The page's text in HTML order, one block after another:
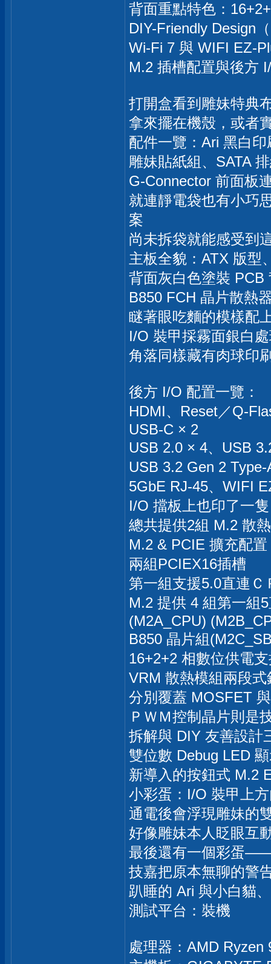
背面重點特色：
DIY-Friendly Design
Wi-Fi 7 與 WIFI EZ-
M.2 插槽配置與後方
打開盒看到雕妹特典
拿來擺在機殼，或者
配件一覽：Ari 黑白
雕妹貼紙組、SATA
G-Connector 前面板
就連靜電袋也有小巧
案
尚未拆袋就能感受到
主板全貌：ATX 版型
背面灰白色塗裝 PCB
B850 FCH 晶片散熱
瞇著眼吃麵的模樣配
I/O 裝甲採霧面銀白
角落同樣藏有肉球印
後方 I/O 配置一覽：
HDMI、Reset／Q-
USB-C × 2
USB 2.0 × 4、USB
USB 3.2 Gen 2
5GbE RJ-45、WIFI
I/O 擋板上也印了一
總共提供2組 M.2 散
M.2 & PCIE 擴充配置
兩組PCIEX16插槽
第一組支援5.0直連
M.2 提供 4 組第一組
(M2A_CPU)
B850 晶片組
16+2+2 相數位供電
VRM 散熱模組兩段
分別覆蓋 MOSFET
ＰＷＭ控制晶片則是
拆解與 DIY 友善設計
雙位數 Debug LED
新導入的按鈕式 M.2
小彩蛋：I/O 裝甲上
通電後會浮現雕妹的
好像雕妹本人眨眼互
最後還有一個彩蛋
技嘉把原本無聊的警
趴睡的 Ari 與小白貓
測試平台：裝機
處理器：AMD Ryzen